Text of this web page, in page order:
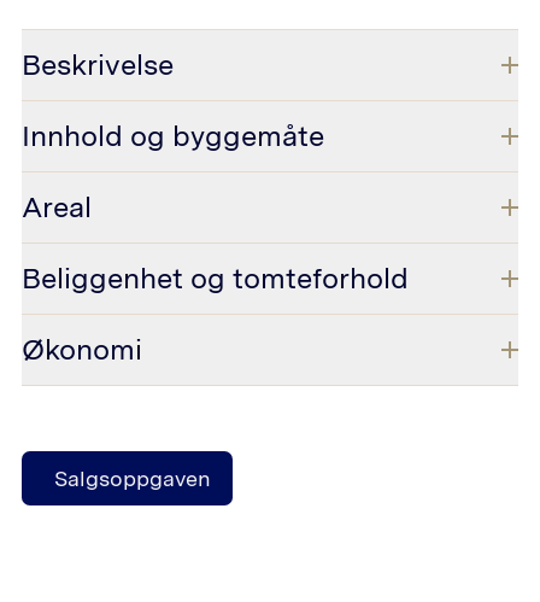
Beskrivelse
Innhold og byggemåte
Areal
Beliggenhet og tomteforhold
Økonomi
Salgsoppgaven